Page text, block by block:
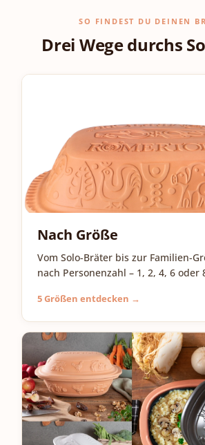
SO FINDEST DU DEINEN
Drei Wege durchs
Nach Größe
Vom Solo-Bräter bis zur Familien-
nach Personenzahl – 1, 2, 4, 6 oder
5 Größen entdecken →